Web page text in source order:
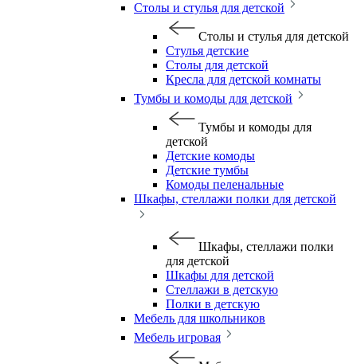
Столы и стулья для детской
Столы и стулья для детской
Стулья детские
Столы для детской
Кресла для детской комнаты
Тумбы и комоды для детской
Тумбы и комоды для
детской
Детские комоды
Детские тумбы
Комоды пеленальные
Шкафы, стеллажи полки для детской
Шкафы, стеллажи полки
для детской
Шкафы для детской
Стеллажи в детскую
Полки в детскую
Мебель для школьников
Мебель игровая